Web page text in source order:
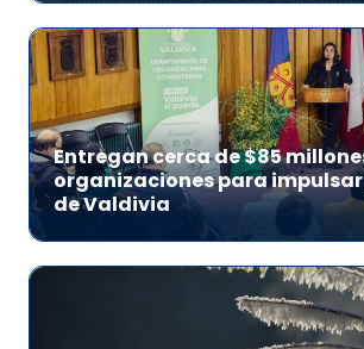
Entregan cerca de $85
organizaciones para
de Valdivia